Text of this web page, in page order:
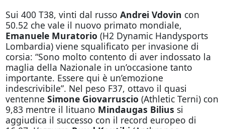
Sui 400 T38, vinti dal russo Andrei Vdovin con
50.52 che vale il nuovo primato mondiale,
Emanuele Muratorio (H2 Dynamic Handysports
Lombardia) viene squalificato per invasione di
corsia: “Sono molto contento di aver indossato la
maglia della Nazionale in un’occasione tanto
importante. Essere qui è un’emozione
indescrivibile”. Nel peso F37, ottavo il quasi
ventenne Simone Giovarruscio (Athletic Terni) con
9,83 mentre il lituano Mindaugas Bilius si
aggiudica il successo con il record europeo di